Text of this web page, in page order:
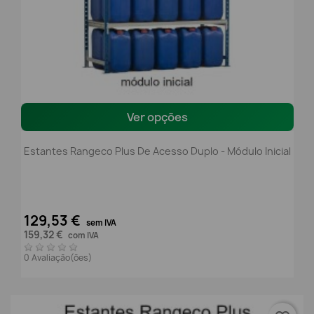
Ver opções
Estantes Rangeco Plus De Acesso Duplo - Módulo Inicial
129,53 € sem IVA
159,32 € com IVA
0 Avaliação(ões)